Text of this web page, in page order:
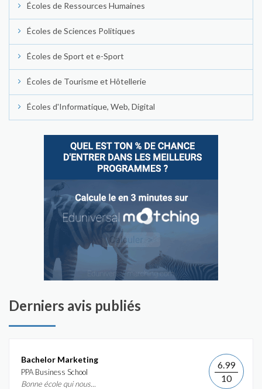
Écoles de Ressources Humaines
Écoles de Sciences Politiques
Écoles de Sport et e-Sport
Écoles de Tourisme et Hôtellerie
Écoles d'Informatique, Web, Digital
Derniers avis publiés
Bachelor Marketing
PPA Business School
Bonne école qui nous...
6.99
10